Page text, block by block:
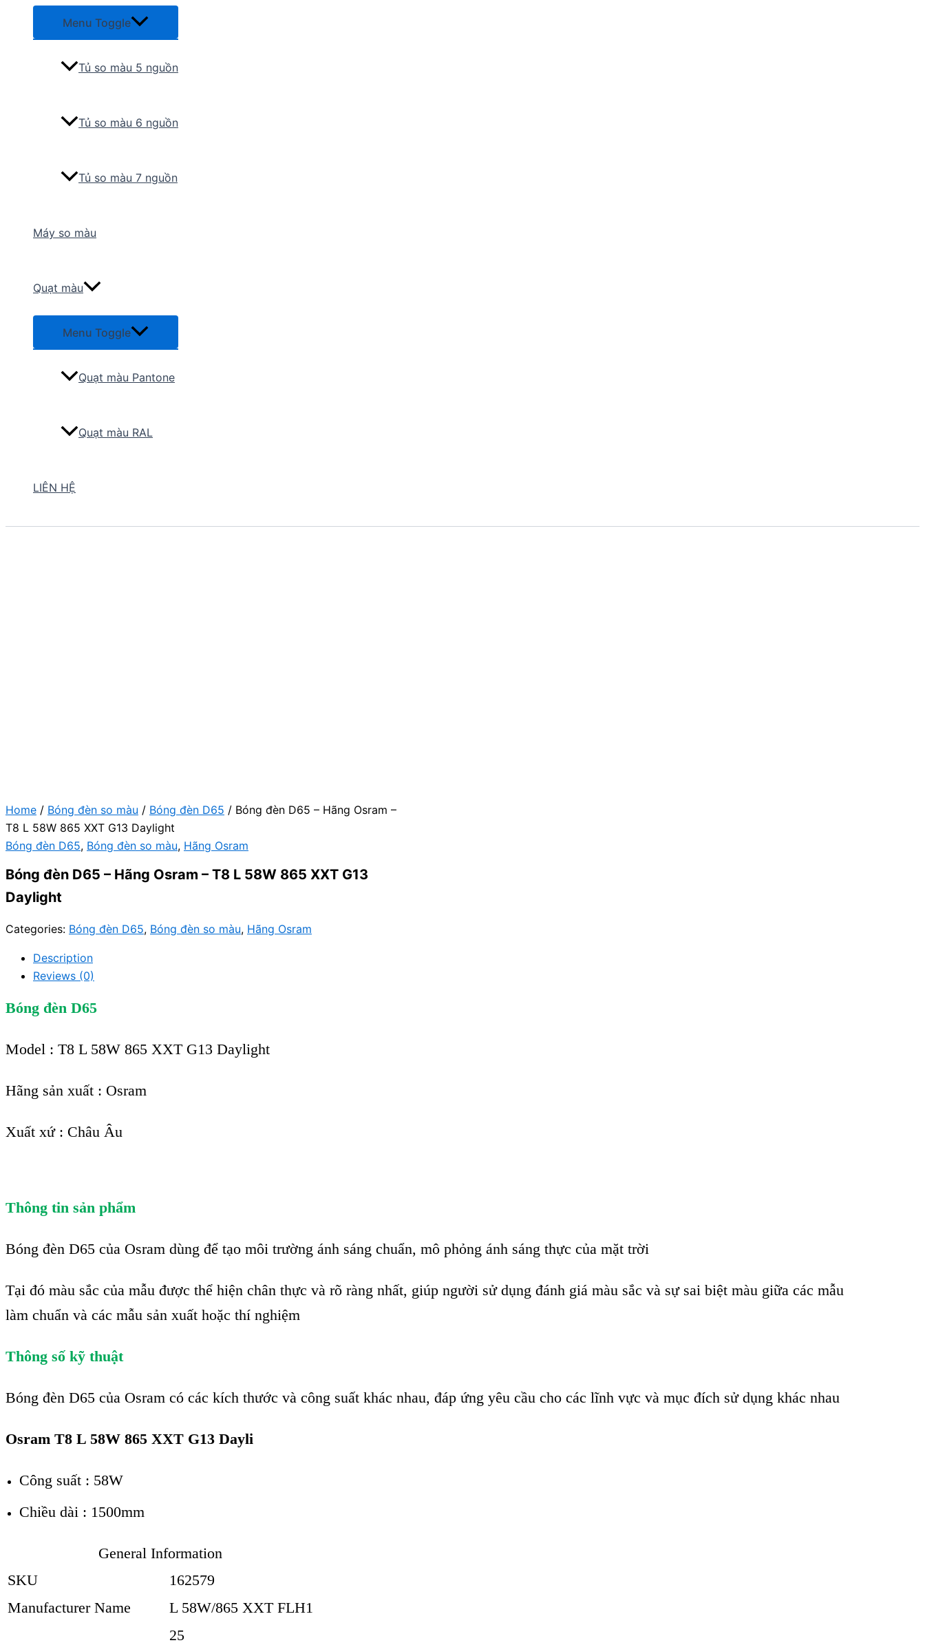
Menu Toggle
Tủ so màu 5 nguồn
Tủ so màu 6 nguồn
Tủ so màu 7 nguồn
Máy so màu
Quạt màu
Menu Toggle
Quạt màu Pantone
Quạt màu RAL
LIÊN HỆ
Home / Bóng đèn so màu / Bóng đèn D65 / Bóng đèn D65 – Hãng Osram –
T8 L 58W 865 XXT G13 Daylight
Bóng đèn D65, Bóng đèn so màu, Hãng Osram
Bóng đèn D65 – Hãng Osram – T8 L 58W 865 XXT G13
Daylight
Categories: Bóng đèn D65, Bóng đèn so màu, Hãng Osram
Description
Reviews (0)
Bóng đèn D65
Model : T8 L 58W 865 XXT G13 Daylight
Hãng sản xuất : Osram
Xuất xứ : Châu Âu
Thông tin sản phẩm
Bóng đèn D65 của Osram dùng để tạo môi trường ánh sáng chuẩn, mô phỏng ánh sáng thực của mặt trời
Tại đó màu sắc của mẫu được thể hiện chân thực và rõ ràng nhất, giúp người sử dụng đánh giá màu sắc và sự sai biệt màu giữa các mẫu
làm chuẩn và các mẫu sản xuất hoặc thí nghiệm
Thông số kỹ thuật
Bóng đèn D65 của Osram có các kích thước và công suất khác nhau, đáp ứng yêu cầu cho các lĩnh vực và mục đích sử dụng khác nhau
Osram T8 L 58W 865 XXT G13 Dayli
Công suất : 58W
Chiều dài : 1500mm
General Information
SKU
162579
Manufacturer Name
L 58W/865 XXT FLH1
25